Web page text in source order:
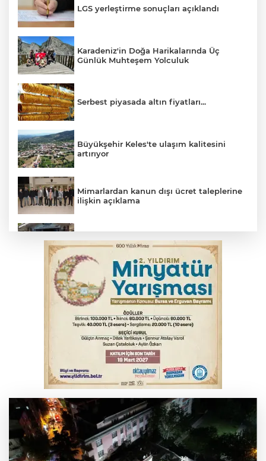
LGS yerleştirme sonuçları açıklandı
Karadeniz'in Doğa Harikalarında Üç
Günlük Muhteşem Yolculuk
Serbest piyasada altın fiyatları...
Büyükşehir Keles'te ulaşım kalitesini
artırıyor
Mimarlardan kanun dışı ücret taleplerine
ilişkin açıklama
Başkan Aydın: Tüm imkanları sunuyoruz
Başkan Dalgıç: Denizler halkındır
Bursa’da bugün hava nasıl olacak?
Bursa'da kontrolden çıkan araç orta
refüje çıktı